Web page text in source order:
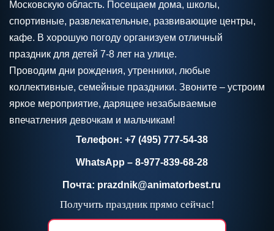
Московскую область. Посещаем дома, школы,
спортивные, развлекательные, развивающие центры,
кафе. В хорошую погоду организуем отличный
праздник для детей 7-8 лет на улице.
Проводим дни рождения, утренники, любые
коллективные, семейные праздники. Звоните – устроим
яркое мероприятие, дарящее незабываемые
впечатления девочкам и мальчикам!
Телефон: +7 (495) 777-54-38
WhatsApp – 8-977-839-68-28
Почта: prazdnik@animatorbest.ru
Получить праздник прямо сейчас!